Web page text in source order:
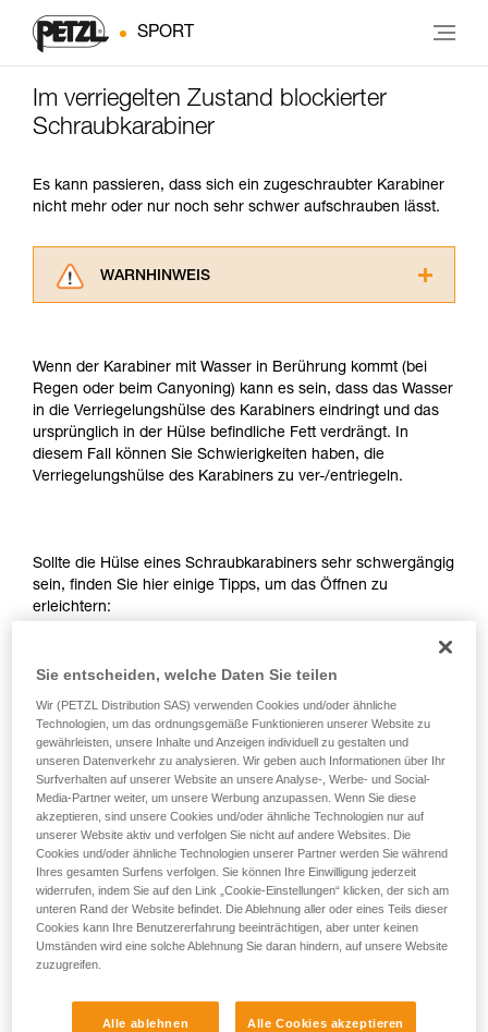
SPORT
Im verriegelten Zustand blockierter
Schraubkarabiner
Es kann passieren, dass sich ein zugeschraubter Karabiner
nicht mehr oder nur noch sehr schwer aufschrauben lässt.
WARNHINWEIS
aufmerksam durch, bevor Sie diesen zu Rate
ziehen. Um diese Zusatzinformationen
verstehen zu können, müssen Sie zuerst die in
der Gebrauchsanweisung enthaltenen
Informationen richtig verstanden haben.
Die Beherrschung dieser Techniken setzt eine
Vorgang alleine sicher zu wiederholen, bevor
Sie ihn eigenständig durchführen.
Wir geben Beispiele für die mit Ihrer Aktivität
Wenn der Karabiner mit Wasser in Berührung kommt (bei
Regen oder beim Canyoning) kann es sein, dass das Wasser
in die Verriegelungshülse des Karabiners eindringt und das
ursprünglich in der Hülse befindliche Fett verdrängt. In
diesem Fall können Sie Schwierigkeiten haben, die
Verriegelungshülse des Karabiners zu ver-/entriegeln.
Sollte die Hülse eines Schraubkarabiners sehr schwergängig
sein, finden Sie hier einige Tipps, um das Öffnen zu
erleichtern:
Verriegelungshülse des Karabiners, um die Hebelkraft
auf die Hülse zu erhöhen.
Sie entscheiden, welche Daten Sie teilen
Wir (PETZL Distribution SAS) verwenden Cookies und/oder ähnliche
Technologien, um das ordnungsgemäße Funktionieren unserer Website zu
gewährleisten, unsere Inhalte und Anzeigen individuell zu gestalten und
unseren Datenverkehr zu analysieren. Wir geben auch Informationen über Ihr
Surfverhalten auf unserer Website an unsere Analyse-, Werbe- und Social-
Media-Partner weiter, um unsere Werbung anzupassen. Wenn Sie diese
akzeptieren, sind unsere Cookies und/oder ähnliche Technologien nur auf
unserer Website aktiv und verfolgen Sie nicht auf andere Websites. Die
Cookies und/oder ähnliche Technologien unserer Partner werden Sie während
Ihres gesamten Surfens verfolgen. Sie können Ihre Einwilligung jederzeit
widerrufen, indem Sie auf den Link „Cookie-Einstellungen“ klicken, der sich am
unteren Rand der Website befindet. Die Ablehnung aller oder eines Teils dieser
Cookies kann Ihre Benutzererfahrung beeinträchtigen, aber unter keinen
Umständen wird eine solche Ablehnung Sie daran hindern, auf unsere Website
zuzugreifen.
Alle ablehnen Alle Cookies akzeptieren